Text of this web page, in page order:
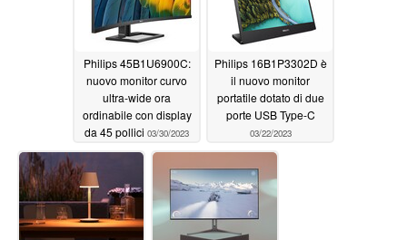
Philips 45B1U6900C:
nuovo monitor curvo
ultra-wide ora
ordinabile con display
da 45 pollici 03/30/2023
Philips 16B1P3302D è
il nuovo monitor
portatile dotato di due
porte USB Type-C
03/22/2023